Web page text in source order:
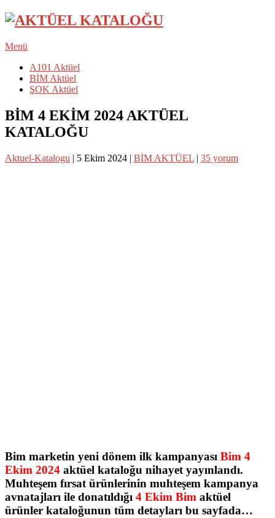
Menü
A101 Aktüel
BİM Aktüel
ŞOK Aktüel
BİM 4 EKİM 2024 AKTÜEL
KATALOĞU
Aktuel-Katalogu | 5 Ekim 2024 | BİM AKTÜEL | 35 yorum
Bim marketin yeni dönem ilk kampanyası Bim 4
Ekim 2024 aktüel kataloğu nihayet yayınlandı.
Muhteşem fırsat ürünlerinin muhteşem kampanya
avnatajları ile donatıldığı 4 Ekim Bim aktüel
ürünler kataloğunun tüm detayları bu sayfada…